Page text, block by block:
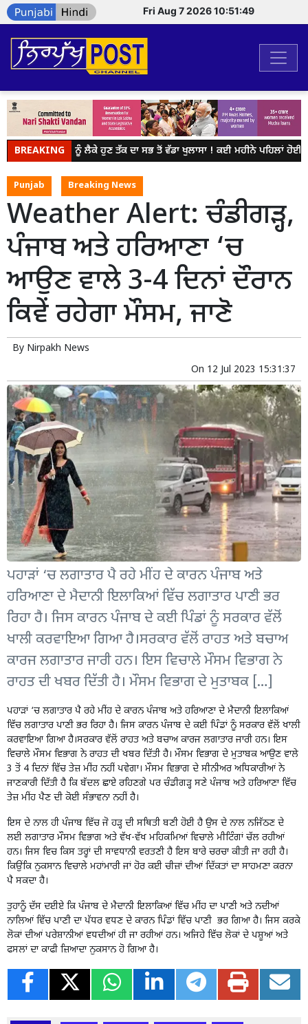
Fri Aug 7 2026 10:51:50
BREAKINGNEET ਨੂੰ ਲੈਕੇ ਹੁਣ ਤੱਕ ਦਾ ਸਭ ਤੋਂ ਵੱਡਾ ਖੁਲਾਸਾ ! ਕਈ ਮਹੀਨੇ ਪਹਿਲਾਂ ਹੋਈ
Punjab Breaking News
Weather Alert: ਚੰਡੀਗੜ੍ਹ,
ਪੰਜਾਬ ਅਤੇ ਹਰਿਆਣਾ ‘ਚ
ਆਉਣ ਵਾਲੇ 3-4 ਦਿਨਾਂ ਦੌਰਾਨ
ਕਿਵੇਂ ਰਹੇਗਾ ਮੌਸਮ, ਜਾਣੋ
By Nirpakh News
On 12 Jul 2023 15:31:37
ਪਹਾੜਾਂ ‘ਚ ਲਗਾਤਾਰ ਪੈ ਰਹੇ ਮੀਂਹ ਦੇ ਕਾਰਨ ਪੰਜਾਬ ਅਤੇ
ਹਰਿਆਣਾ ਦੇ ਮੈਦਾਨੀ ਇਲਾਕਿਆਂ ਵਿੱਚ ਲਗਾਤਾਰ ਪਾਣੀ ਭਰ
ਰਿਹਾ ਹੈ। ਜਿਸ ਕਾਰਨ ਪੰਜਾਬ ਦੇ ਕਈ ਪਿੰਡਾਂ ਨੂੰ ਸਰਕਾਰ ਵੱਲੋਂ
ਖਾਲੀ ਕਰਵਾਇਆ ਗਿਆ ਹੈ।ਸਰਕਾਰ ਵੱਲੋਂ ਰਾਹਤ ਅਤੇ ਬਚਾਅ
ਕਾਰਜ ਲਗਾਤਾਰ ਜਾਰੀ ਹਨ। ਇਸ ਵਿਚਾਲੇ ਮੌਸਮ ਵਿਭਾਗ ਨੇ
ਰਾਹਤ ਦੀ ਖਬਰ ਦਿੱਤੀ ਹੈ। ਮੌਸਮ ਵਿਭਾਗ ਦੇ ਮੁਤਾਬਕ […]
ਪਹਾੜਾਂ ‘ਚ ਲਗਾਤਾਰ ਪੈ ਰਹੇ ਮੀਂਹ ਦੇ ਕਾਰਨ ਪੰਜਾਬ ਅਤੇ ਹਰਿਆਣਾ ਦੇ ਮੈਦਾਨੀ ਇਲਾਕਿਆਂ
ਵਿੱਚ ਲਗਾਤਾਰ ਪਾਣੀ ਭਰ ਰਿਹਾ ਹੈ। ਜਿਸ ਕਾਰਨ ਪੰਜਾਬ ਦੇ ਕਈ ਪਿੰਡਾਂ ਨੂੰ ਸਰਕਾਰ ਵੱਲੋਂ ਖਾਲੀ
ਕਰਵਾਇਆ ਗਿਆ ਹੈ।ਸਰਕਾਰ ਵੱਲੋਂ ਰਾਹਤ ਅਤੇ ਬਚਾਅ ਕਾਰਜ ਲਗਾਤਾਰ ਜਾਰੀ ਹਨ। ਇਸ
ਵਿਚਾਲੇ ਮੌਸਮ ਵਿਭਾਗ ਨੇ ਰਾਹਤ ਦੀ ਖਬਰ ਦਿੱਤੀ ਹੈ। ਮੌਸਮ ਵਿਭਾਗ ਦੇ ਮੁਤਾਬਕ ਆਉਣ ਵਾਲੇ
3 ਤੋਂ 4 ਦਿਨਾਂ ਵਿੱਚ ਤੇਜ਼ ਮੀਂਹ ਨਹੀਂ ਪਵੇਗਾ। ਮੌਸਮ ਵਿਭਾਗ ਦੇ ਸੀਨੀਅਰ ਅਧਿਕਾਰੀਆਂ ਨੇ
ਜਾਣਕਾਰੀ ਦਿੱਤੀ ਹੈ ਕਿ ਬੱਦਲ ਛਾਏ ਰਹਿਣਗੇ ਪਰ ਚੰਡੀਗੜ੍ਹ ਸਣੇ ਪੰਜਾਬ ਅਤੇ ਹਰਿਆਣਾ ਵਿੱਚ
ਤੇਜ਼ ਮੀਂਹ ਪੈਣ ਦੀ ਕੋਈ ਸੰਭਾਵਨਾ ਨਹੀਂ ਹੈ।
ਇਸ ਦੇ ਨਾਲ ਹੀ ਪੰਜਾਬ ਵਿੱਚ ਜੋ ਹੜ੍ਹ ਦੀ ਸਥਿਤੀ ਬਣੀ ਹੋਈ ਹੈ ਉਸ ਦੇ ਨਾਲ ਨਜਿੱਠਣ ਦੇ
ਲਈ ਲਗਾਤਾਰ ਮੌਸਮ ਵਿਭਾਗ ਅਤੇ ਵੱਖ-ਵੱਖ ਮਹਿਕਮਿਆਂ ਵਿਚਾਲੇ ਮੀਟਿੰਗਾਂ ਚੱਲ ਰਹੀਆਂ
ਹਨ। ਜਿਸ ਵਿਚ ਕਿਸ ਤਰ੍ਹਾਂ ਦੀ ਸਾਵਧਾਨੀ ਵਰਤਣੀ ਹੈ ਇਸ ਬਾਰੇ ਚਰਚਾ ਕੀਤੀ ਜਾ ਰਹੀ ਹੈ।
ਕਿਉਂਕਿ ਨੁਕਸਾਨ ਵਿਚਾਲੇ ਮਹਾਂਮਾਰੀ ਜਾਂ ਹੋਰ ਕਈ ਚੀਜ਼ਾਂ ਦੀਆਂ ਦਿੱਕਤਾਂ ਦਾ ਸਾਹਮਣਾ ਕਰਨਾ
ਪੈ ਸਕਦਾ ਹੈ।
ਤੁਹਾਨੂੰ ਦੱਸ ਦਈਏ ਕਿ ਪੰਜਾਬ ਦੇ ਮੈਦਾਨੀ ਇਲਾਕਿਆਂ ਵਿੱਚ ਮੀਂਹ ਦਾ ਪਾਣੀ ਅਤੇ ਨਦੀਆਂ
ਨਾਲਿਆਂ ਵਿੱਚ ਪਾਣੀ ਦਾ ਪੱਧਰ ਵਧਣ ਦੇ ਕਾਰਨ ਪਿੰਡਾਂ ਵਿੱਚ ਪਾਣੀ ਭਰ ਗਿਆ ਹੈ। ਜਿਸ ਕਰਕੇ
ਲੋਕਾਂ ਦੀਆਂ ਪਰੇਸ਼ਾਨੀਆਂ ਵਧਦੀਆਂ ਹੀ ਜਾ ਰਹੀਆਂ ਹਨ। ਅਜਿਹੇ ਵਿੱਚ ਲੋਕਾਂ ਦੇ ਪਸ਼ੂਆਂ ਅਤੇ
ਫਸਲਾਂ ਦਾ ਕਾਫੀ ਜ਼ਿਆਦਾ ਨੁਕਸਾਨ ਹੋ ਗਿਆ ਹੈ।